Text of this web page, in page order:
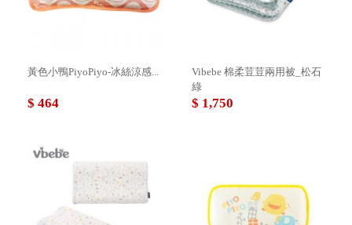
黃色小鴨PiyoPiyo-冰絲涼感...
$ 464
Vibebe 棉柔荳荳兩用被_松石
綠
$ 1,750